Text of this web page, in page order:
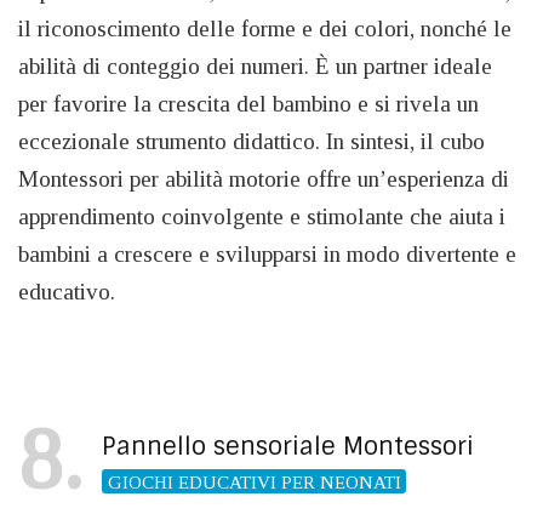
il riconoscimento delle forme e dei colori, nonché le
abilità di conteggio dei numeri. È un partner ideale
per favorire la crescita del bambino e si rivela un
eccezionale strumento didattico. In sintesi, il cubo
Montessori per abilità motorie offre un’esperienza di
apprendimento coinvolgente e stimolante che aiuta i
bambini a crescere e svilupparsi in modo divertente e
educativo.
8 Pannello sensoriale Montessori
GIOCHI EDUCATIVI PER NEONATI